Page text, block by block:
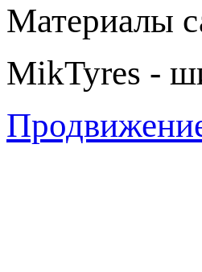
Материалы
MikTyres -